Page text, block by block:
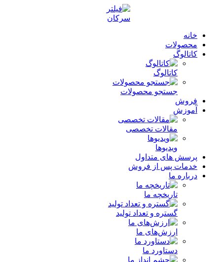
خانه
محصولات
کاتالوگ
کاتالوگ
جستجو محصولات
فروش
آموزش
مقالات تخصصی
ویدیوها
پرسش های متداول
خدمات پس از فروش
درباره ما
تاریخچه ما
گستره و تعداد تولید
ارزش‌های ما
دستاورد ما